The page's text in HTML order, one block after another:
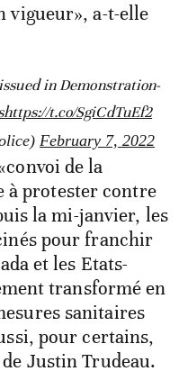
vigueur», a-t-elle
in Demonstration-
https://t.co/SgiCdTuEf2
February 7, 2022
de la
à protester contre
la mi-janvier, les
pour franchir
et les Etats-
transformé en
sanitaires
pour certains,
Justin Trudeau.